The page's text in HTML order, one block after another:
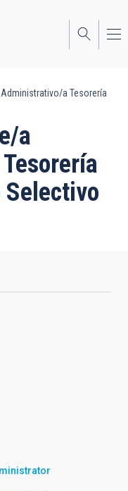
a Tesorería
a
Selectivo